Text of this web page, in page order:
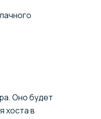
Оно будет
хоста в